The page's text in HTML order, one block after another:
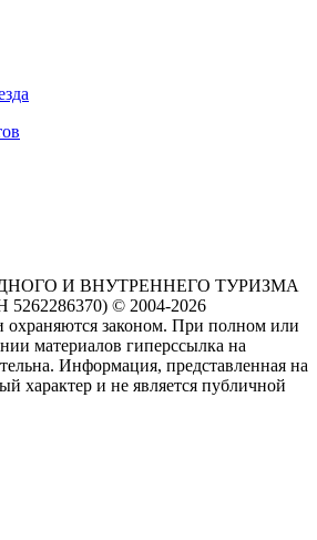
И ВНУТРЕННЕГО ТУРИЗМА
© 2004-2026
законом. При полном или
материалов гиперссылка на
Информация, представленная на
характер и не является публичной